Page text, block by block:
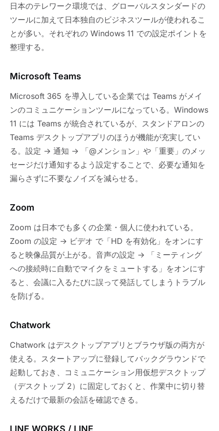
日本のテレワーク環境では、グローバルスタンダードの
ツールに加えて日本独自のビジネスツールが使われるこ
とが多い。それぞれの Windows 11 での設定ポイントを
整理する。
Microsoft Teams
Microsoft 365 を導入している企業では Teams がメイ
ンのコミュニケーションツールになっている。Windows
11 には Teams が統合されているが、スタンドアロンの
Teams デスクトップアプリのほうが機能が充実してい
る。設定 → 通知 → 「@メンション」や「重要」のメッ
セージだけ通知するよう設定することで、必要な通知を
漏らさずに不要なノイズを減らせる。
Zoom
Zoom は日本でも多くの企業・個人に使われている。
Zoom の設定 → ビデオ で「HD を有効化」をオンにす
ると映像品質が上がる。音声の設定 → 「ミーティング
への接続時に自動でマイクをミュートする」をオンにす
ると、会議に入るたびに誤って発話してしまうトラブル
を防げる。
Chatwork
Chatwork はデスクトップアプリとブラウザ版の両方が
使える。スタートアップに登録してバックグラウンドで
起動しておき、コミュニケーション用仮想デスクトップ
（デスクトップ 2）に固定しておくと、作業中に切り替
えるだけで最新の会話を確認できる。
LINE WORKS / LINE